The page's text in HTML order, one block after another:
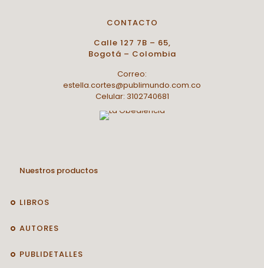
CONTACTO
Calle 127 7B – 65,
Bogotá – Colombia
Correo:
estella.cortes@publimundo.com.co
Celular: 3102740681
Nuestros productos
LIBROS
AUTORES
PUBLIDETALLES